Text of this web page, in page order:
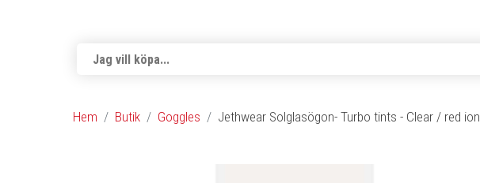
Hem Butik Goggles Jethwear Solglasögon- Turbo tints - Clear / red ion